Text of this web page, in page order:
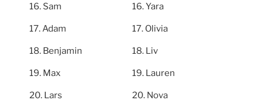
Sam
Adam
Benjamin
Max
Lars
Yara
Olivia
Liv
Lauren
Nova